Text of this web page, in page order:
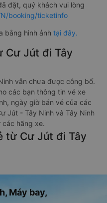
đặt, quý khách vui lòng
booking/ticketinfo
bằng hình ảnh tại đây.
Cư Jút đi Tây
vẫn chưa được công bố.
các bạn thông tin vé xe
ngày giờ bán vé của các
Jút - Tây Ninh và Tây Ninh
hãng xe.
từ Cư Jút đi Tây
Máy bay,